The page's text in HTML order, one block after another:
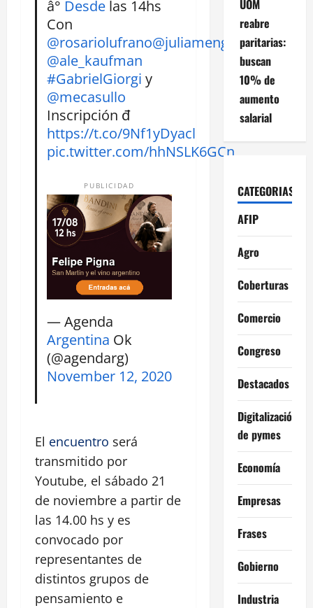
â° Desdelas 14hs
Con
@rosariolufrano@juliamengo
@ale_kaufman
#GabrielGiorgi y
@mecasullo
Inscripción đ
https://t.co/9Nf1yDyacl
pic.twitter.com/hhNSLK6GCn
PUBLICIDAD
— Agenda
Argentina Ok
(@agendarg)
November 12, 2020
El encuentro será
transmitido por
Youtube, el sábado 21
de noviembre a partir de
las 14.00 hs y es
convocado por
representantes de
distintos grupos de
pensamiento e
UOM
reabre
paritarias:
buscan
10% de
aumento
salarial
CATEGORIAS
AFIP
Agro
Coberturas
Comercio
Congreso
Destacados
Digitalización
de pymes
Economía
Empresas
Frases
Gobierno
Industria